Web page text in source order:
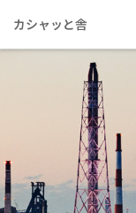
カシャッと舎